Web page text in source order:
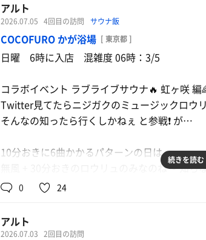
今日もジャスビリを休憩時間にあててしまっ
1回は聴いたからセーフということにして〜💦
トキランの前枠になったのが運の尽き（？）
そんな実感欲しいよね（激熱ロウリュ🔥）
平日の朝ということで サ室のキャパに対して
昨日に続いて 殆ど2段目にいたよね🤗💦
吹き飛ばし 成功です🍃
アルト
2026.07.05 4回目の訪問 サウナ飯
COCOFURO かが浴場 [ 東京都 ]
日曜 6時に入店 混雑度 06時：3/5
コラボイベント ラブライブサウナ🔥 虹ヶ咲 編
Twitter見てたらニジガクのミュージックロウ
そんなの知ったら行くしかねぇ と参戦❗ が…
10分おきに6曲かかるパターンの日は
無風 + 30分おきのロウリュのみなのね〜 知ら
無理な入り方を選ぶことになり、知らなかっ
鳴っていて騒がしいから 10分×6は誰得なの
続きを読む
0 24
アルト
2026.07.03 2回目の訪問